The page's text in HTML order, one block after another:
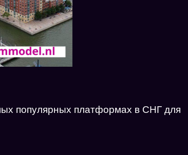
популярных платформах в СНГ для